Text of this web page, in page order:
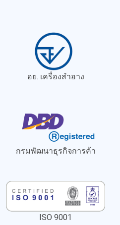
อย. เครื่องสำอาง
กรมพัฒนาธุรกิจการค้า
ISO 9001